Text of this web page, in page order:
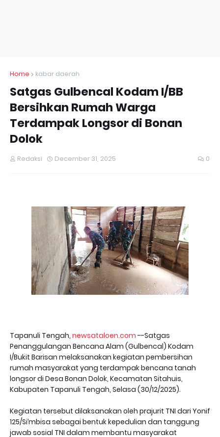
Home kabar daerah
Satgas Gulbencal Kodam I/BB
Bersihkan Rumah Warga
Terdampak Longsor di Bonan
Dolok
Redaksi December 31, 2025 0
Tapanuli Tengah, newsataloen.com --Satgas
Penanggulangan Bencana Alam (Gulbencal) Kodam
I/Bukit Barisan melaksanakan kegiatan pembersihan
rumah masyarakat yang terdampak bencana tanah
longsor di Desa Bonan Dolok, Kecamatan Sitahuis,
Kabupaten Tapanuli Tengah, Selasa (30/12/2025).
Kegiatan tersebut dilaksanakan oleh prajurit TNI dari Yonif
125/Si’mbisa sebagai bentuk kepedulian dan tanggung
jawab sosial TNI dalam membantu masyarakat